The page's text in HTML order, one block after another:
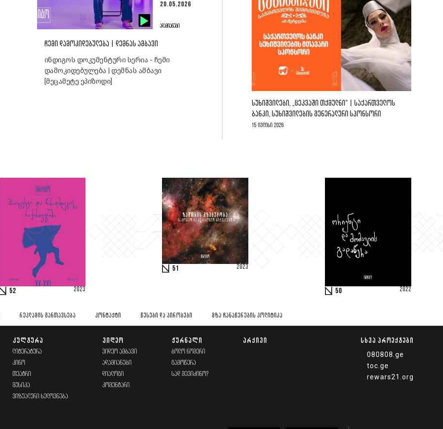
20.05.2026
ᲐᲓᲐᲛᲘᲐᲜᲔᲑᲘ
ᲩᲔᲛᲘ ᲓᲐᲛᲝᲙᲘᲓᲔᲑᲣᲚᲔᲑᲐ | ᲓᲔᲛᲜᲐᲡ ᲐᲛᲑᲐᲕᲘ
ინდიგოს დოკუმენტური სერია - ჩემი
დამოკიდებულება | დემნას ამბავი
[მეცამეტე ეპიზოდი]
ᲡᲣᲮᲘᲨᲕᲘᲚᲔᲑᲘ, „ᲪᲔᲙᲕᲐᲨᲘ ᲗᲥᲛᲣᲚᲜᲘ“ | ᲡᲐᲥᲐᲠᲗᲕᲔᲚᲝᲡ
ᲑᲐᲜᲙᲘ, ᲡᲣᲮᲘᲨᲕᲘᲚᲔᲑᲘᲡ ᲒᲔᲜᲔᲠᲐᲚᲣᲠᲘ ᲡᲞᲝᲜᲡᲝᲠᲘ
15 ივლისი 2026
52 2023
51 2023
50 2022
ᲠᲔᲙᲚᲐᲛᲘᲡ ᲒᲐᲜᲗᲐᲕᲡᲔᲑᲐ ᲙᲝᲜᲢᲐᲥᲢᲘ ᲬᲔᲡᲔᲑᲘ ᲓᲐ ᲞᲘᲠᲝᲑᲔᲑᲘ ᲛᲖᲐ ᲩᲐᲜᲐᲬᲔᲠᲔᲑᲘᲡ ᲞᲝᲚᲘᲢᲘᲙᲐ
ᲙᲣᲚᲢᲣᲠᲐ
ᲚᲘᲢᲔᲠᲐᲢᲣᲠᲐ
ᲙᲘᲜᲝ
ᲗᲔᲐᲢᲠᲘ
ᲛᲣᲡᲘᲙᲐ
ᲕᲘᲖᲣᲐᲚᲣᲠᲘ ᲮᲔᲚᲝᲕᲜᲔᲑᲐ
ᲕᲘᲓᲔᲝ
ᲕᲘᲓᲔᲝ ᲐᲛᲑᲐᲕᲘ
ᲐᲓᲐᲛᲘᲐᲜᲔᲑᲘ
ᲓᲘᲐᲚᲝᲒᲘ
ᲙᲝᲛᲔᲜᲢᲐᲠᲘ
ᲟᲣᲠᲜᲐᲚᲘ
ᲑᲝᲚᲝ ᲜᲝᲛᲔᲠᲘ
ᲒᲐᲛᲝᲬᲔᲠᲐ
ᲡᲐᲓ ᲨᲔᲕᲘᲫᲘᲜᲝ?
ᲐᲠᲥᲘᲕᲘ ᲡᲮᲕᲐ ᲞᲠᲝᲔᲥᲢᲔᲑᲘ
080808.ge
toc.ge
rewars21.org